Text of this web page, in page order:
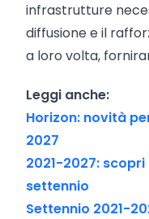
infrastrutture
diffusione e il
a loro volta,
Leggi anche:
Horizon: novità
2027
2021-2027: scopri
settennio
Settennio 2021-